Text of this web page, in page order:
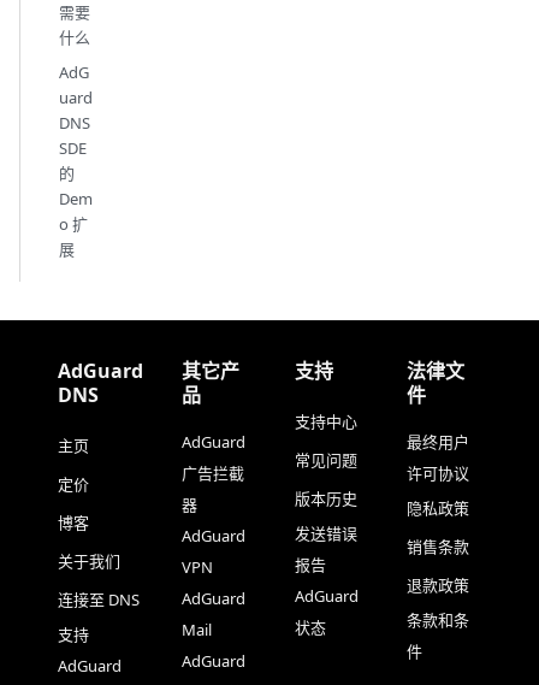
需要
什么
AdG
uard
DNS
SDE
的
Dem
o 扩
展
AdGuard
DNS
主页
定价
博客
关于我们
连接至 DNS
支持
AdGuard
其它产
品
AdGuard
广告拦截
器
AdGuard
VPN
AdGuard
Mail
AdGuard
支持
支持中心
常见问题
版本历史
发送错误
报告
AdGuard
状态
法律文
件
最终用户
许可协议
隐私政策
销售条款
退款政策
条款和条
件